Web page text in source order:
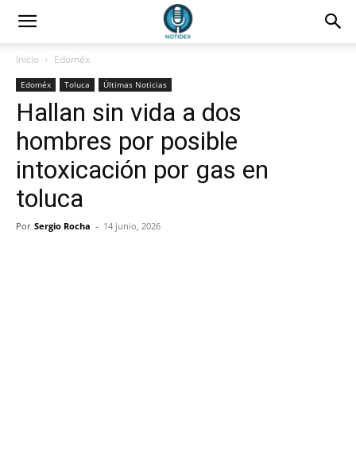
Inicio Edoméx
Edoméx Toluca Últimas Noticias
Hallan sin vida a dos
hombres por posible
intoxicación por gas en
toluca
Por Sergio Rocha - 14 junio, 2026